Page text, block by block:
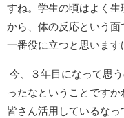
すね。学生の頃はよく
から、体の反応という
一番役に立つと思います
今、３年目になって思
ったなということです
皆さん活用しているな